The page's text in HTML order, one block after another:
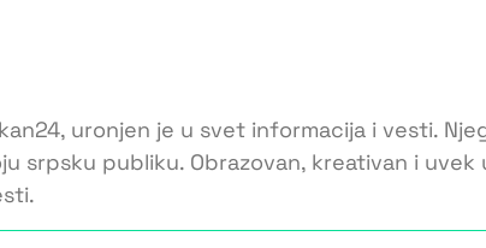
uronjen je u svet informacija i vesti.
srpsku publiku. Obrazovan, kreativan i